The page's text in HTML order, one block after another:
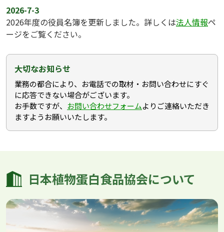
2026-7-3
2026年度の役員名簿を更新しました。詳しくは法人情報ペ
ージをご覧ください。
大切なお知らせ
業務の都合により、お電話での取材・お問い合わせにすぐ
に応答できない場合がございます。
お手数ですが、 お問い合わせフォームよりご連絡いただき
ますようお願いいたします。
日本植物蛋白食品協会について